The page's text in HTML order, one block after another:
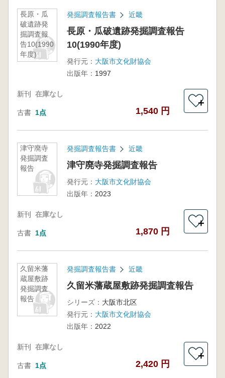
長原・瓜
破遺跡発
掘調査報
告10(1990
年度)
発掘調査報告書 近畿
長原・瓜破遺跡発掘調査報告
10(1990年度)
発行元： 大阪市文化財協会
出版年： 1997
新刊 在庫なし
古書 1点 1,540 円
＋
津守廃寺
発掘調査
報告
発掘調査報告書 近畿
津守廃寺発掘調査報告
発行元： 大阪市文化財協会
出版年： 2023
新刊 在庫なし
古書 1点 1,870 円
＋
久留米藩
蔵屋敷跡
発掘調査
報告
発掘調査報告書 近畿
久留米藩蔵屋敷跡発掘調査報告
シリーズ： 大阪市北区
発行元： 大阪市文化財協会
出版年： 2022
新刊 在庫なし
古書 1点 2,420 円
＋